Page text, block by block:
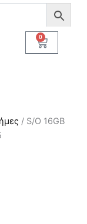
0
Cart
/ S/O 16GB